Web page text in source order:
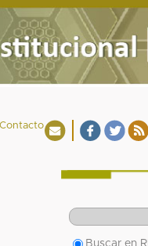
Contacto
Buscar en RI